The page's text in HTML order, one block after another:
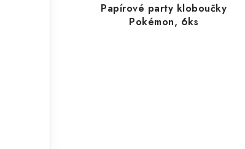
Papírové party kloboučky
Pokémon, 6ks